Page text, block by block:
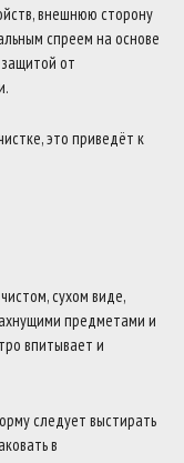
внешнюю сторону
спреем на основе
от
это приведёт к
сухом виде,
предметами и
впитывает и
следует выстирать
в